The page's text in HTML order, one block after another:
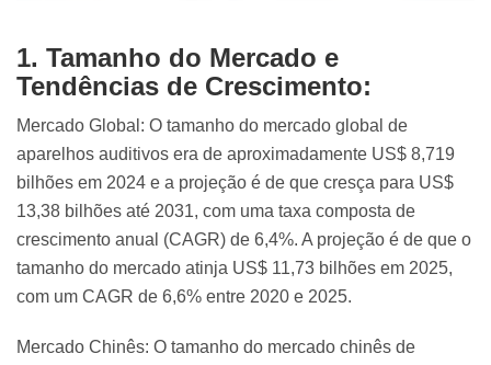
1. Tamanho do Mercado e
Tendências de Crescimento:
Mercado Global: O tamanho do mercado global de
aparelhos auditivos era de aproximadamente US$ 8,719
bilhões em 2024 e a projeção é de que cresça para US$
13,38 bilhões até 2031, com uma taxa composta de
crescimento anual (CAGR) de 6,4%. A projeção é de que o
tamanho do mercado atinja US$ 11,73 bilhões em 2025,
com um CAGR de 6,6% entre 2020 e 2025.
Mercado Chinês: O tamanho do mercado chinês de